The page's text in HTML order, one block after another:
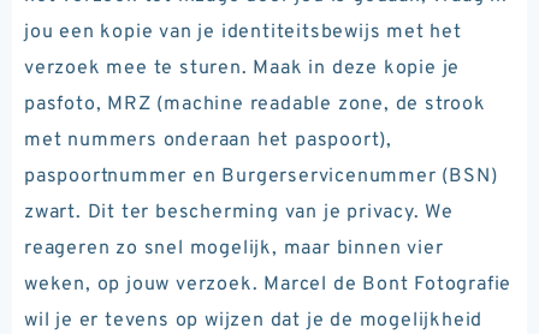
jou een kopie van je identiteitsbewijs met het
verzoek mee te sturen. Maak in deze kopie je
pasfoto, MRZ (machine readable zone, de strook
met nummers onderaan het paspoort),
paspoortnummer en Burgerservicenummer (BSN)
zwart. Dit ter bescherming van je privacy. We
reageren zo snel mogelijk, maar binnen vier
weken, op jouw verzoek. Marcel de Bont Fotografie
wil je er tevens op wijzen dat je de mogelijkheid